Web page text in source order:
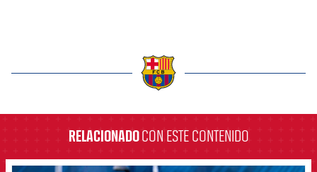
RELACIONADOCON ESTE CONTENIDO